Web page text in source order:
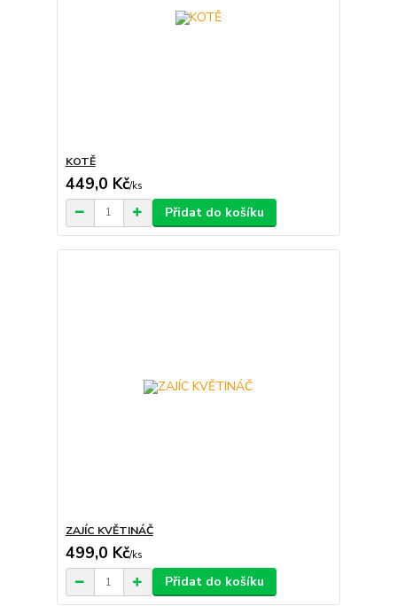
KOTĚ
449,0 Kč/ks
Přidat do košíku
ZAJÍC KVĚTINÁČ
499,0 Kč/ks
Přidat do košíku